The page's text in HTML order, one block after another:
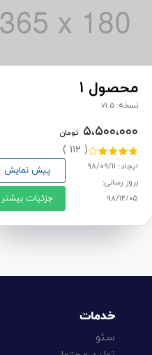
محصول 1
نسخه: v1.5
۵،۵۰۰،۰۰۰ تومان
( ۱۱۲ )
ایجاد: ۹۸/۰۹/۱۱
بروز رسانی:
۹۸/۱۲/۰۵
پیش نمایش
جزئیات بیشتر
خدمات
سئو